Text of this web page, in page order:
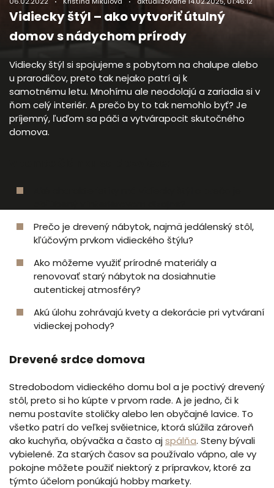
Vidiecky štýl – ako vytvoriť útulný
domov s nádychom prírody
Vidiecky štýl si spojujeme s pobytom na chalupe alebo
u prarodičov, preto tak nejako patrí aj k
samotnému letu. Mnohímu ale neodolajú a zariadia si v
ňom celý interiér. A prečo by to tak nemohlo byť? Je
príjemný, ľuďom sa páči a vytvárapocit skutočného
domova.
Prečo je drevený nábytok, najmä jedálenský stôl,
kľúčovým prvkom vidieckého štýlu?
Ako môžeme využiť prírodné materiály a
renovovať starý nábytok na dosiahnutie
autentickej atmosféry?
Akú úlohu zohrávajú kvety a dekorácie pri vytváraní
vidieckej pohody?
Drevené srdce domova
Stredobodom vidieckého domu bol a je poctivý drevený
stôl, preto si ho kúpte v prvom rade. A je jedno, či k
nemu postavíte stoličky alebo len obyčajné lavice. To
všetko patrí do veľkej svěietnice, ktorá slúžila zároveň
ako kuchyňa, obývačka a často ajspálňa. Steny bývali
vybielené. Za starých časov sa používalo vápno, ale vy
pokojne môžete použiť niektorý z prípravkov, ktoré za
týmto účelom ponúkajú hobby markety.